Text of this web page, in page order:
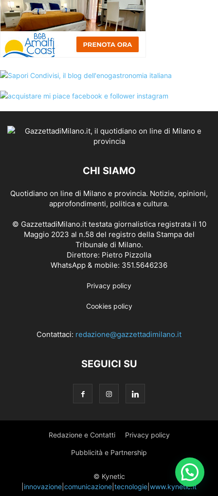
CHI SIAMO
Quotidiano on line di Milano e provincia. Notizie, opinioni,
approfondimenti, politica e cultura.
© GazzettadiMilano.it testata giornalistica registrata il 10
Maggio 2023 al n.58 del registro della Stampa del
Tribunale di Milano.
Direttore: Pietro Pizzolla
WhatsApp & mobile: 351.5646236
Privacy policy
Cookies policy
Contattaci: redazione@gazzettadimilano.it
SEGUICI SU
Redazione e Contatti Privacy policy
Pubblicità e Partnership
© Kynetic
innovazione comunicazione tecnologie www.kynetic.it